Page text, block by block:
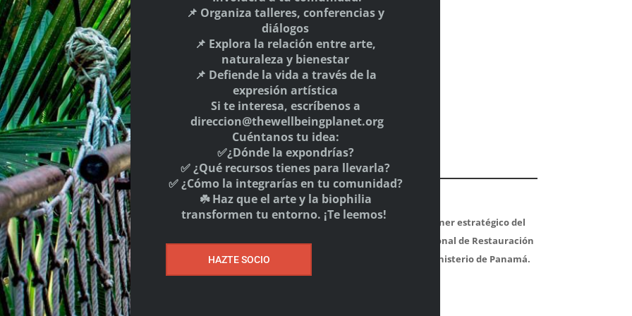
SOCIO
SÍGUENOS
El Giro es partner estratégico del
Programa Nacional de Restauración
Forestal del Ministerio de Panamá.
📌 Organiza talleres, conferencias y
diálogos
📌 Explora la relación entre arte,
naturaleza y bienestar
📌 Defiende la vida a través de la
expresión artística
Si te interesa, escríbenos a
direccion@thewellbeingplanet.org
Cuéntanos tu idea:
✅¿Dónde la expondrías?
✅ ¿Qué recursos tienes para llevarla?
✅ ¿Cómo la integrarías en tu comunidad?
☘️ Haz que el arte y la biophilia
transformen tu entorno. ¡Te leemos!
HAZTE SOCIO